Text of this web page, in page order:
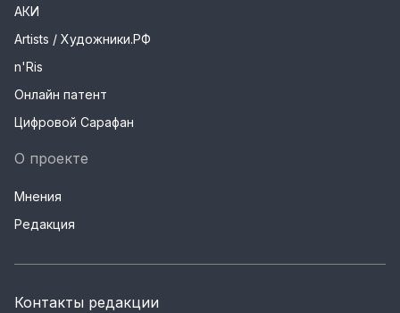
АКИ
Artists / Художники.РФ
n'Ris
Онлайн патент
Цифровой Сарафан
О проекте
Мнения
Редакция
Контакты редакции